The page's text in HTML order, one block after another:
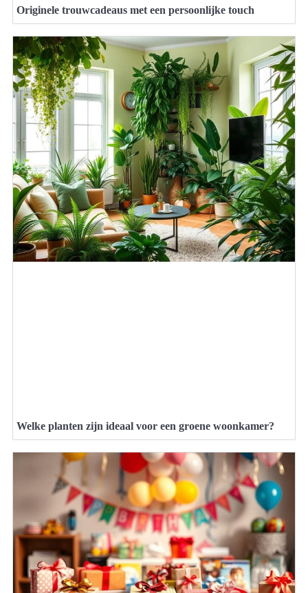
Originele trouwcadeaus met een persoonlijke touch
Welke planten zijn ideaal voor een groene woonkamer?